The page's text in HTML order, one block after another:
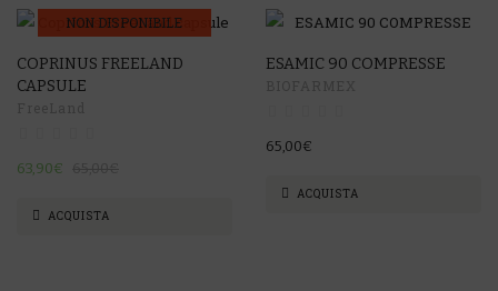
NON DISPONIBILE
-2%
COPRINUS FREELAND
CAPSULE
63,90€
ACQUISTA
ESAMIC 90 COMPRESSE
65,00€
ACQUISTA